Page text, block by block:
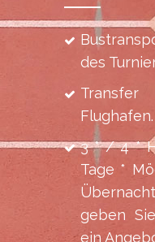
des
Flughafen.
3 * / 4 *
Tage *
geben
ein